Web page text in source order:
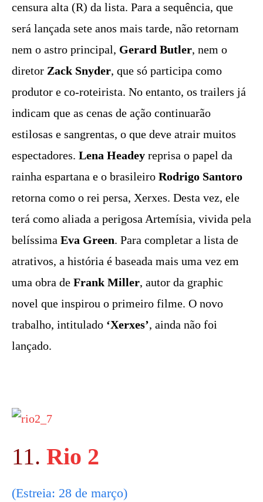
censura alta (R) da lista. Para a sequência, que
será lançada sete anos mais tarde, não retornam
nem o astro principal, Gerard Butler, nem o
diretor Zack Snyder, que só participa como
produtor e co-roteirista. No entanto, os trailers já
indicam que as cenas de ação continuarão
estilosas e sangrentas, o que deve atrair muitos
espectadores. Lena Headey reprisa o papel da
rainha espartana e o brasileiro Rodrigo Santoro
retorna como o rei persa, Xerxes. Desta vez, ele
terá como aliada a perigosa Artemísia, vivida pela
belíssima Eva Green. Para completar a lista de
atrativos, a história é baseada mais uma vez em
uma obra de Frank Miller, autor da graphic
novel que inspirou o primeiro filme. O novo
trabalho, intitulado ‘Xerxes’, ainda não foi
lançado.
11. Rio 2
(Estreia: 28 de março)